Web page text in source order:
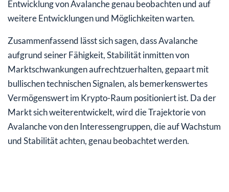
Entwicklung von Avalanche genau beobachten und auf
weitere Entwicklungen und Möglichkeiten warten.
Zusammenfassend lässt sich sagen, dass Avalanche
aufgrund seiner Fähigkeit, Stabilität inmitten von
Marktschwankungen aufrechtzuerhalten, gepaart mit
bullischen technischen Signalen, als bemerkenswertes
Vermögenswert im Krypto-Raum positioniert ist. Da der
Markt sich weiterentwickelt, wird die Trajektorie von
Avalanche von den Interessengruppen, die auf Wachstum
und Stabilität achten, genau beobachtet werden.